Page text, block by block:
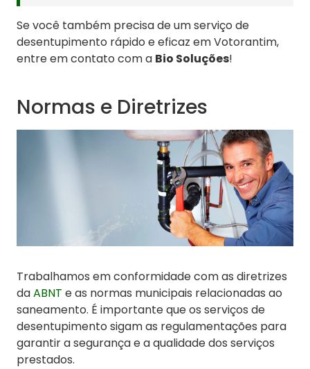
Se você também precisa de um serviço de
desentupimento rápido e eficaz em Votorantim,
entre em contato com a Bio Soluções!
Normas e Diretrizes
Trabalhamos em conformidade com as diretrizes
daABNT e as normas municipais relacionadas ao
saneamento. É importante que os serviços de
desentupimento sigam as regulamentações para
garantir a segurança e a qualidade dos serviços
prestados.